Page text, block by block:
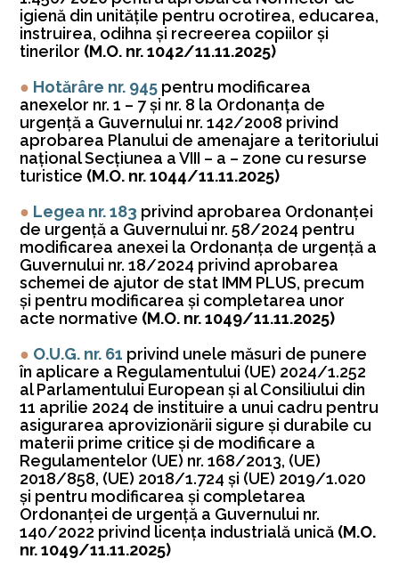
igienă din unităţile pentru ocrotirea, educarea,
instruirea, odihna şi recreerea copiilor şi
tinerilor (M.O. nr. 1042/11.11.2025)
● Hotărâre nr. 945 pentru modificarea
anexelor nr. 1 – 7 şi nr. 8 la Ordonanţa de
urgenţă a Guvernului nr. 142/2008 privind
aprobarea Planului de amenajare a teritoriului
naţional Secţiunea a VIII – a – zone cu resurse
turistice (M.O. nr.1044/11.11.2025)
● Legea nr. 183 privind aprobarea Ordonanţei
de urgenţă a Guvernului nr. 58/2024 pentru
modificarea anexei la Ordonanţa de urgenţă a
Guvernului nr. 18/2024 privind aprobarea
schemei de ajutor de stat IMM PLUS, precum
şi pentru modificarea şi completarea unor
acte normative (M.O. nr. 1049/11.11.2025)
● O.U.G. nr. 61 privind unele măsuri de punere
în aplicare a Regulamentului (UE) 2024/1.252
al Parlamentului European şi al Consiliului din
11 aprilie 2024 de instituire a unui cadru pentru
asigurarea aprovizionării sigure şi durabile cu
materii prime critice şi de modificare a
Regulamentelor (UE) nr. 168/2013, (UE)
2018/858, (UE) 2018/1.724 şi (UE) 2019/1.020
şi pentru modificarea şi completarea
Ordonanţei de urgenţă a Guvernului nr.
140/2022 privind licenţa industrială unică (M.O.
nr. 1049/11.11.2025)